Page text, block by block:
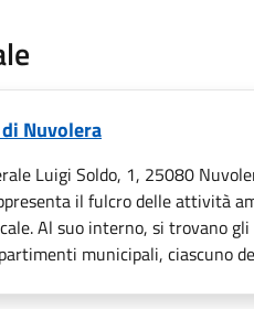
Nuvolera
Luigi Soldo, 1, 25080
il fulcro delle attività
Al suo interno, si trovano
municipali, ciascuno